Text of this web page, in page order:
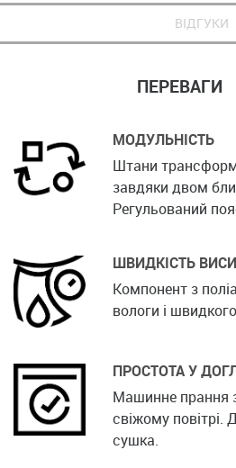
ВІДГУКИ
ПЕРЕВАГИ
МОДУЛЬНІСТЬ
Штани
завдяки двом
Регульований
ШВИДКІСТЬ
Компонент з
вологи і
ПРОСТОТА У
Машинне прання
свіжому повітрі.
сушка.